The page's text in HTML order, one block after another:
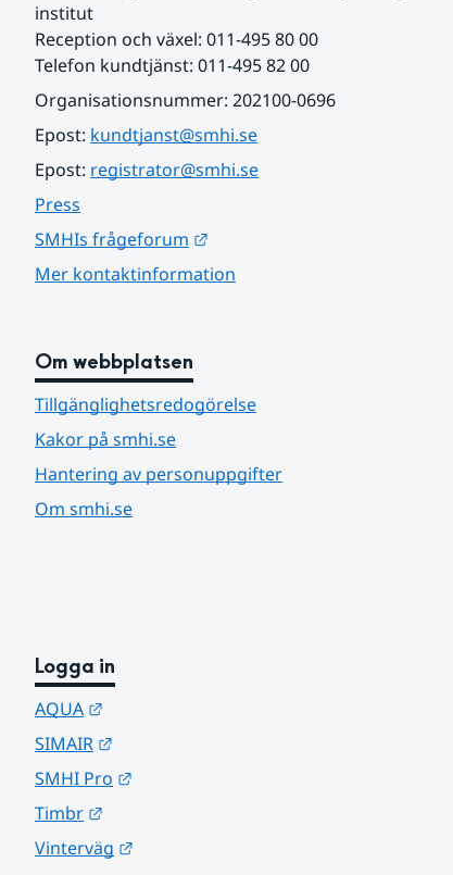
institut
Reception och växel: 011-495 80 00
Telefon kundtjänst: 011-495 82 00
Organisationsnummer: 202100-0696
Epost: kundtjanst@smhi.se
Epost: registrator@smhi.se
Press
SMHIs frågeforum
Mer kontaktinformation
Om webbplatsen
Tillgänglighetsredogörelse
Kakor på smhi.se
Hantering av personuppgifter
Om smhi.se
Logga in
AQUA
SIMAIR
SMHI Pro
Timbr
Vinterväg